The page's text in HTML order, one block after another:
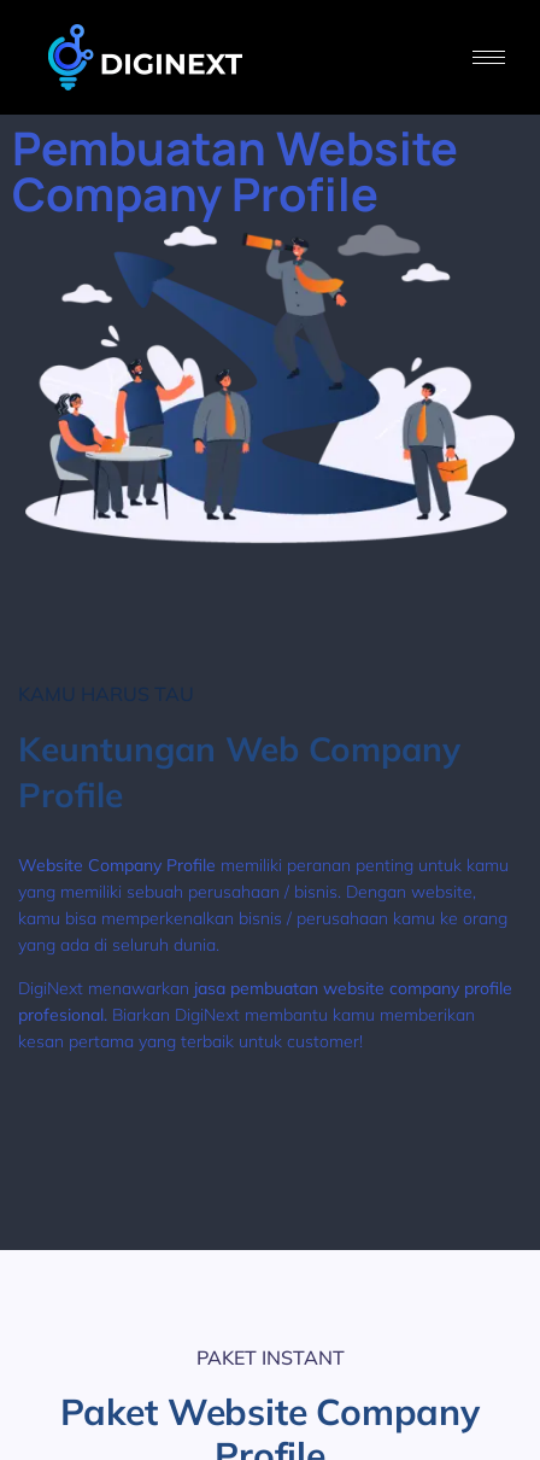
Pembuatan Website
Company Profile
KAMU HARUS TAU
Keuntungan Web Company
Profile
Website Company Profile memiliki peranan penting untuk kamu
yang memiliki sebuah perusahaan / bisnis. Dengan website,
kamu bisa memperkenalkan bisnis / perusahaan kamu ke orang
yang ada di seluruh dunia.
DigiNext menawarkan jasa pembuatan website company profile
profesional. Biarkan DigiNext membantu kamu memberikan
kesan pertama yang terbaik untuk customer!
PAKET INSTANT
Paket Website Company